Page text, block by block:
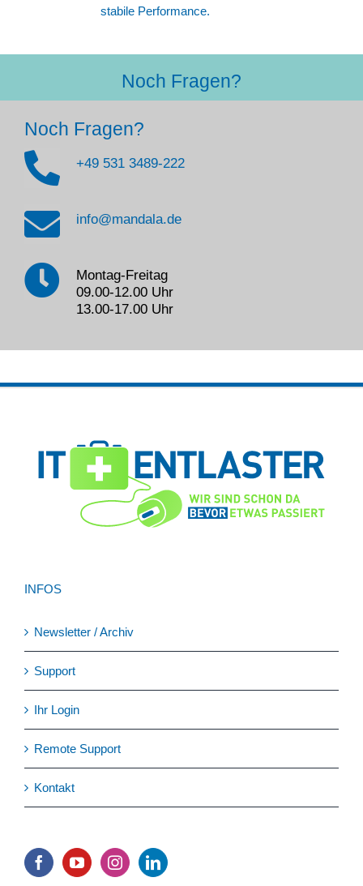
stabile Performance.
Noch Fragen?
Noch Fragen?
+49 531 3489-222
info@mandala.de
Montag-Freitag
09.00-12.00 Uhr
13.00-17.00 Uhr
INFOS
Newsletter / Archiv
Support
Ihr Login
Remote Support
Kontakt